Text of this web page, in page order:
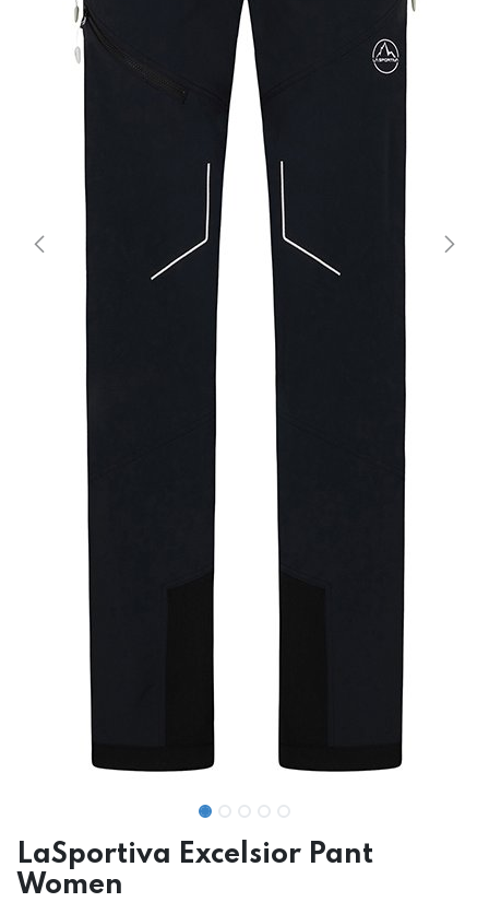
LaSportiva Excelsior Pant
Women